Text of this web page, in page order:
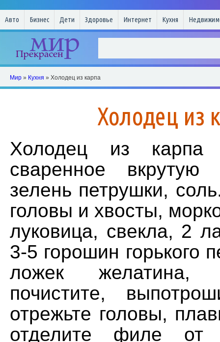
Авто Бизнес Дети Здоровье Интернет Кухня
Мир » Кухня » Холодец из карпа
Холодец из
Холодец из
сваренное
зелень петрушки,
головы и хвосты,
луковица, свекла, 2
3-5 горошин горького
ложек
почистите,
отрежьте головы,
отделите филе от